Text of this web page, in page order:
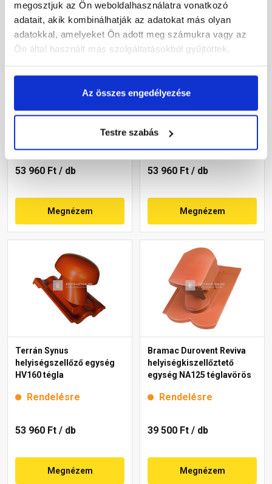
megosztjuk az Ön weboldalhasználatra vonatkozó
adatait, akik kombinálhatják az adatokat más olyan
adatokkal, amelyeket Ön adott meg számukra vagy az
Ön által használt más szolgáltatásokból gyűjtöttek.
Az összes engedélyezése
Testre szabás
HV160 korall
53 960 Ft / db
Megnézem
Terrán Synus
HV160 carbon
Rendelésre
53 960 Ft / db
Megnézem
Terrán Synus
helyiségszellőző egység
HV160 tégla
Rendelésre
53 960 Ft / db
Megnézem
Bramac Durovent Reviva
helyiségkiszellőztető
egység NA125 téglavörös
Rendelésre
39 500 Ft / db
Megnézem